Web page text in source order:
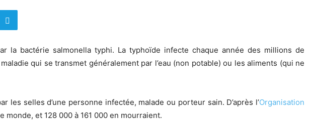
bactérie salmonella typhi. La typhoïde infecte chaque année des millions de
qui se transmet généralement par l’eau (non potable) ou les aliments (qui ne
selles d’une personne infectée, malade ou porteur sain. D’après l’Organisation
et 128 000 à 161 000 en mourraient.